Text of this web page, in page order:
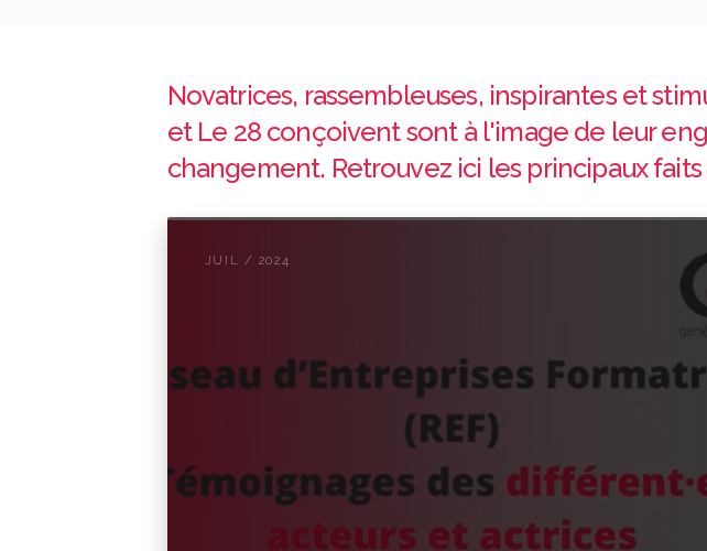
Novatrices, rassembleuses, inspirantes et
et Le 28 conçoivent sont à l'image de leur
changement. Retrouvez ici les principaux
JUIL / 2024